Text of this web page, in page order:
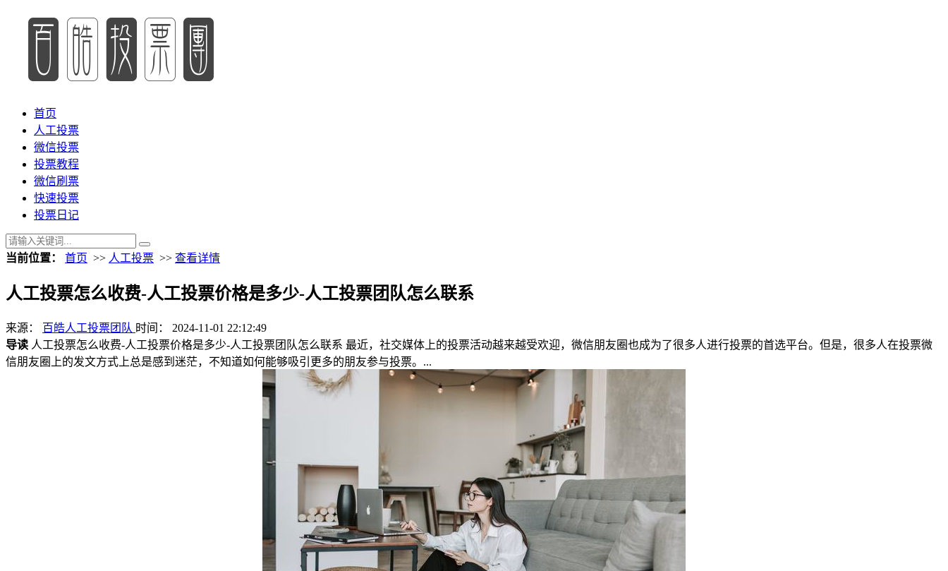
首页
人工投票
微信投票
投票教程
微信刷票
快速投票
投票日记
当前位置： 首页 >> 人工投票 >> 查看详情
人工投票怎么收费-人工投票价格是多少-人工投票团队怎么联系
来源： 百皓人工投票团队 时间： 2024-11-01 22:12:49
导读 人工投票怎么收费-人工投票价格是多少-人工投票团队怎么联系 最近，社交媒体上的投票活动越来越受欢迎，微信朋友圈也成为了很多人进行投票的首选平台。但是，很多人在投票微
信朋友圈上的发文方式上总是感到迷茫，不知道如何能够吸引更多的朋友参与投票。...